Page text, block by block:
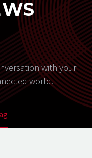
with your
world.